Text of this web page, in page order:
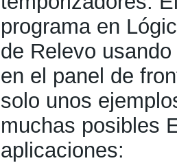
programa en
de Relevo
en el panel de
solo unos
muchas posibles
aplicaciones: